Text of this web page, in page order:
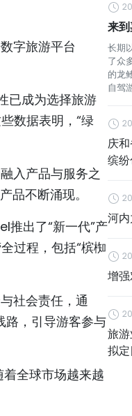
字旅游平台
已成为选择旅游
数据表明，“绿
入产品与服务之
品不断涌现。
推出了“新一代”产
过程，包括“槟椥
社会责任，通
路，引导游客参与
全球市场越来越
来
长期
了众
的龙
自驾
庆
缤
河
增
旅
拟